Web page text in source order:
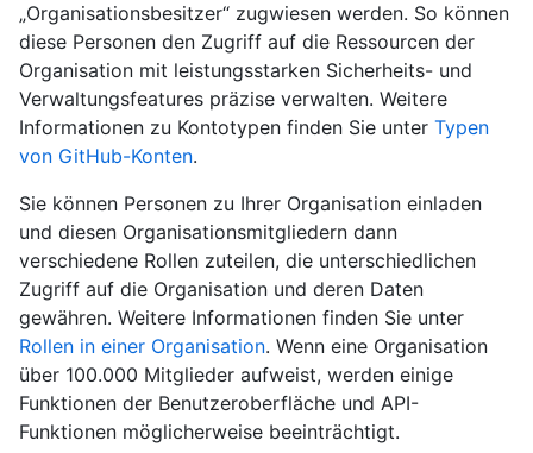
„Organisationsbesitzer“ zugwiesen werden. So können
diese Personen den Zugriff auf die Ressourcen der
Organisation mit leistungsstarken Sicherheits- und
Verwaltungsfeatures präzise verwalten. Weitere
Informationen zu Kontotypen finden Sie unter Typen
von GitHub-Konten.
Sie können Personen zu Ihrer Organisation einladen
und diesen Organisationsmitgliedern dann
verschiedene Rollen zuteilen, die unterschiedlichen
Zugriff auf die Organisation und deren Daten
gewähren. Weitere Informationen finden Sie unter
Rollen in einer Organisation. Wenn eine Organisation
über 100.000 Mitglieder aufweist, werden einige
Funktionen der Benutzeroberfläche und API-
Funktionen möglicherweise beeinträchtigt.